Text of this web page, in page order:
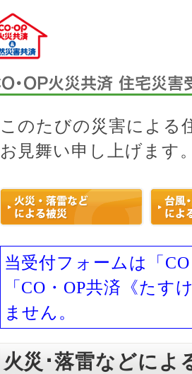
このたびの災害による
お見舞い申し上げます
当受付フォームは「
「CO・OP共済《た
ません。
火災･落雷などによ